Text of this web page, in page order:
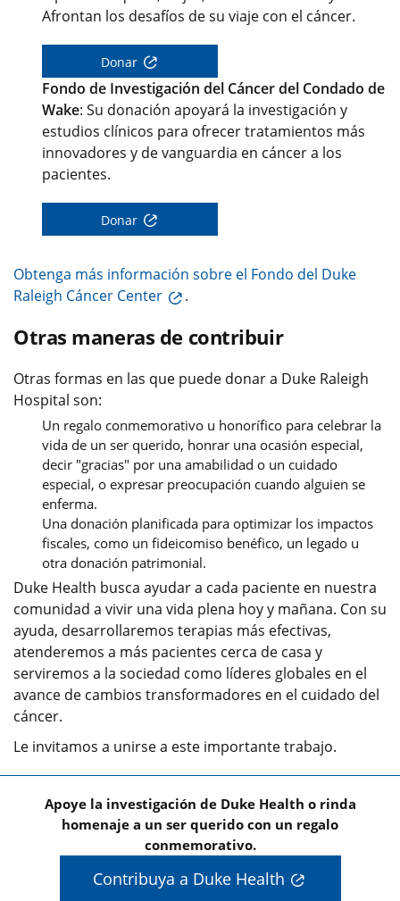
Afrontan los desafíos de su viaje con el cáncer.
Donar
Fondo de Investigación del Cáncer del Condado de
Wake: Su donación apoyará la investigación y
estudios clínicos para ofrecer tratamientos más
innovadores y de vanguardia en cáncer a los
pacientes.
Donar
Obtenga más información sobre el Fondo del Duke
Raleigh Cáncer Center
.
Otras maneras de contribuir
Otras formas en las que puede donar a Duke Raleigh
Hospital son:
Un regalo conmemorativo u honorífico para celebrar la
vida de un ser querido, honrar una ocasión especial,
decir "gracias" por una amabilidad o un cuidado
especial, o expresar preocupación cuando alguien se
enferma.
Una donación planificada para optimizar los impactos
fiscales, como un fideicomiso benéfico, un legado u
otra donación patrimonial.
Duke Health busca ayudar a cada paciente en nuestra
comunidad a vivir una vida plena hoy y mañana. Con su
ayuda, desarrollaremos terapias más efectivas,
atenderemos a más pacientes cerca de casa y
serviremos a la sociedad como líderes globales en el
avance de cambios transformadores en el cuidado del
cáncer.
Le invitamos a unirse a este importante trabajo.
Apoye la investigación de Duke Health o rinda
homenaje a un ser querido con un regalo
conmemorativo.
Contribuya a Duke Health